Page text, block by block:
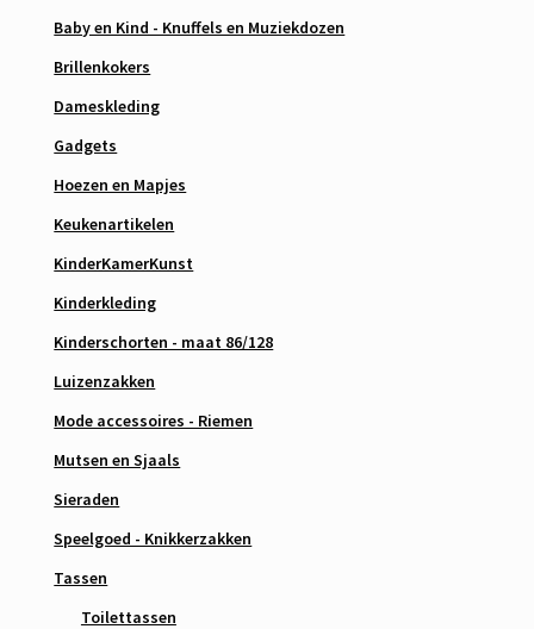
Baby en Kind - Knuffels en Muziekdozen
Brillenkokers
Dameskleding
Gadgets
Hoezen en Mapjes
Keukenartikelen
KinderKamerKunst
Kinderkleding
Kinderschorten - maat 86/128
Luizenzakken
Mode accessoires - Riemen
Mutsen en Sjaals
Sieraden
Speelgoed - Knikkerzakken
Tassen
Toilettassen